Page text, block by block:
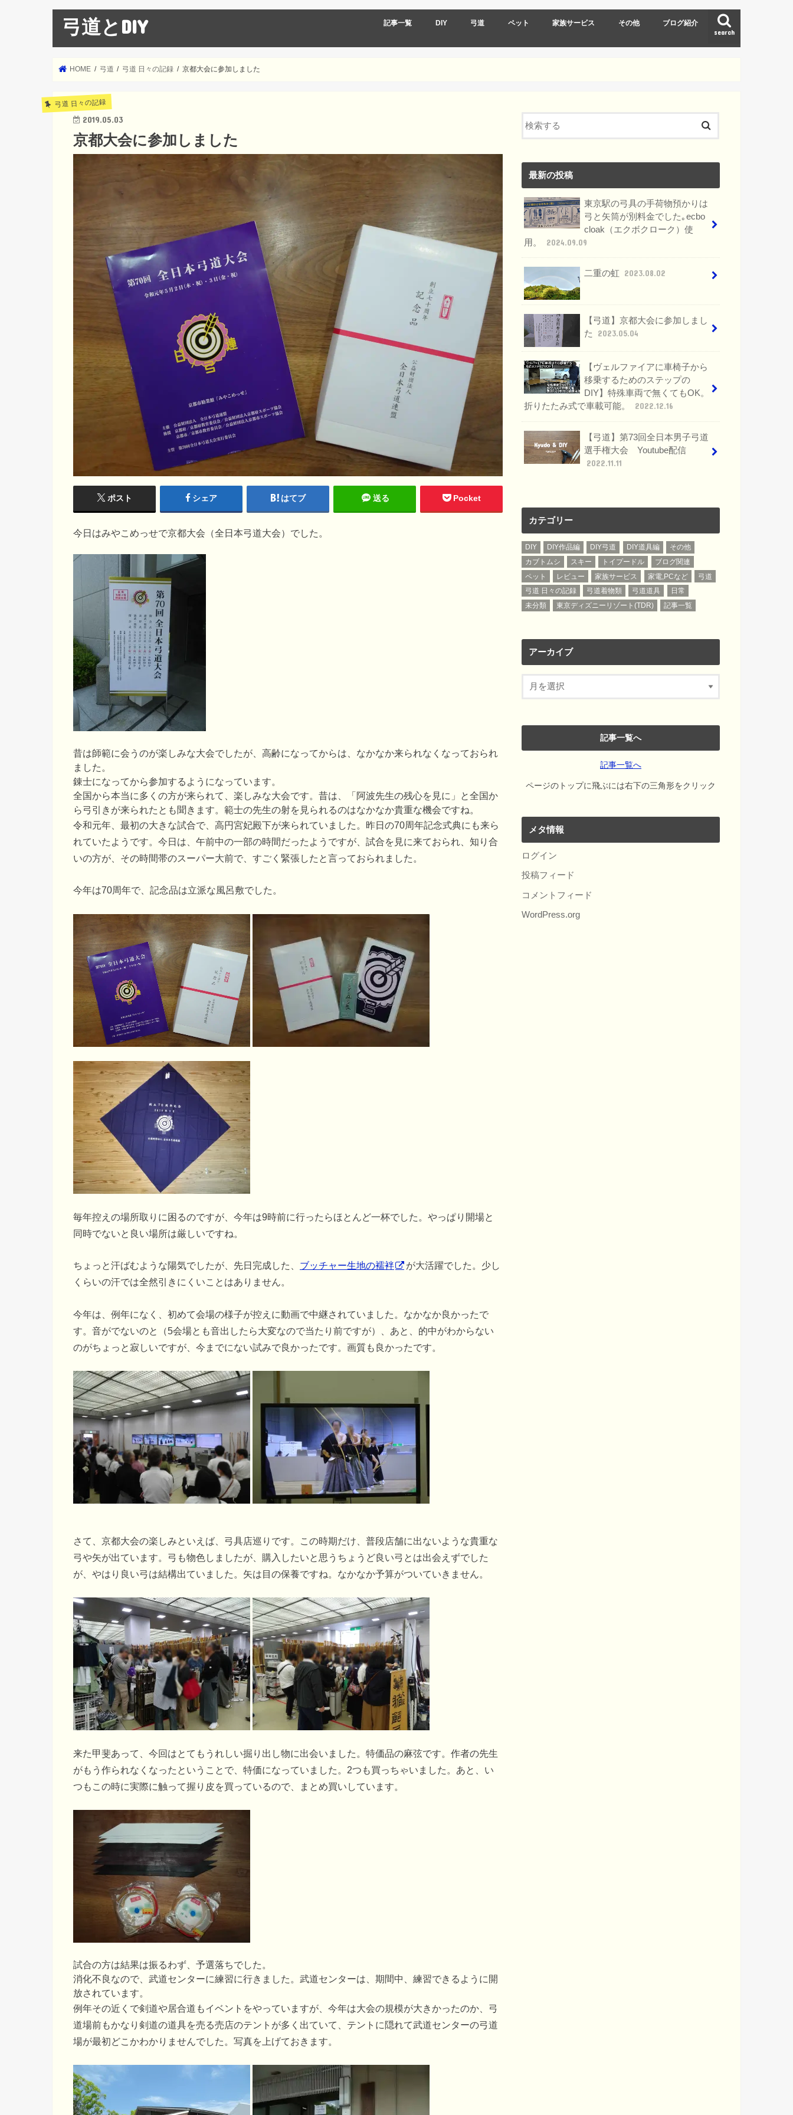
弓道とDIY search
記事一覧 DIY
DIY弓道
DIY道具編
DIY作品編
弓道
DIY弓道
弓道道具
弓道着物類
弓道 日々の記録
ペット 家族サービス
東京ディズニーリゾート(TDR)
スキー
その他 ブログ紹介
HOME 弓道 弓道 日々の記録 京都大会に参加しました
弓道 日々の記録
2019.05.03
京都大会に参加しました
ポスト シェア はてブ 送る Pocket
今日はみやこめっせで京都大会（全日本弓道大会）でした。
昔は師範に会うのが楽しみな大会でしたが、高齢になってからは、なかなか来られなくなっておられ
ました。
錬士になってから参加するようになっています。
全国から本当に多くの方が来られて、楽しみな大会です。昔は、「阿波先生の残心を見に」と全国か
ら弓引きが来られたとも聞きます。範士の先生の射を見られるのはなかなか貴重な機会ですね。
令和元年、最初の大きな試合で、高円宮妃殿下が来られていました。昨日の70周年記念式典にも来ら
れていたようです。今日は、午前中の一部の時間だったようですが、試合を見に来ておられ、知り合
いの方が、その時間帯のスーパー大前で、すごく緊張したと言っておられました。
今年は70周年で、記念品は立派な風呂敷でした。
毎年控えの場所取りに困るのですが、今年は9時前に行ったらほとんど一杯でした。やっぱり開場と
同時でないと良い場所は厳しいですね。
ちょっと汗ばむような陽気でしたが、先日完成した、 ブッチャー生地の襦袢
が大活躍でした。少し
くらいの汗では全然引きにくいことはありません。
今年は、例年になく、初めて会場の様子が控えに動画で中継されていました。なかなか良かったで
す。音がでないのと（5会場とも音出したら大変なので当たり前ですが）、あと、的中がわからない
のがちょっと寂しいですが、今までにない試みで良かったです。画質も良かったです。
さて、京都大会の楽しみといえば、弓具店巡りです。この時期だけ、普段店舗に出ないような貴重な
弓や矢が出ています。弓も物色しましたが、購入したいと思うちょうど良い弓とは出会えずでした
が、やはり良い弓は結構出ていました。矢は目の保養ですね。なかなか予算がついていきません。
来た甲斐あって、今回はとてもうれしい掘り出し物に出会いました。特価品の麻弦です。作者の先生
がもう作られなくなったということで、特価になっていました。2つも買っちゃいました。あと、い
つもこの時に実際に触って握り皮を買っているので、まとめ買いしています。
試合の方は結果は振るわず、予選落ちでした。
消化不良なので、武道センターに練習に行きました。武道センターは、期間中、練習できるように開
放されています。
例年その近くで剣道や居合道もイベントをやっていますが、今年は大会の規模が大きかったのか、弓
道場前もかなり剣道の道具を売る売店のテントが多く出ていて、テントに隠れて武道センターの弓道
場が最初どこかわかりませんでした。写真を上げておきます。
最新の投稿
東京駅の弓具の手荷物預かりは
弓と矢筒が別料金でした｡ecbo
cloak（エクボクローク）使
用。
2024.09.09
二重の虹 2023.08.02
【弓道】京都大会に参加しまし
た
2023.05.04
【ヴェルファイアに車椅子から
移乗するためのステップの
DIY】特殊車両で無くてもOK。
折りたたみ式で車載可能。
2022.12.16
【弓道】第73回全日本男子弓道
選手権大会 Youtube配信
2022.11.11
カテゴリー
DIY DIY作品編 DIY弓道 DIY道具編
その他
カブトムシ
スキー トイプードル
ブログ関連
ペット
レビュー 家族サービス 家電,PCなど
弓道
弓道 日々の記録
弓道着物類 弓道道具
日常
未分類
東京ディズニーリゾート(TDR) 記事一覧
アーカイブ
記事一覧へ
記事一覧へ
ページのトップに飛ぶには右下の三角形をクリック
メタ情報
ログイン
投稿フィード
コメントフィード
WordPress.org